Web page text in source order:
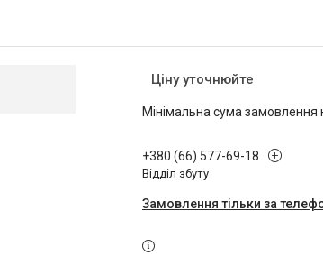
Ціну уточнюйте
Мінімальна сума замовлення
+380 (66) 577-69-18
Відділ збуту
Замовлення тільки за